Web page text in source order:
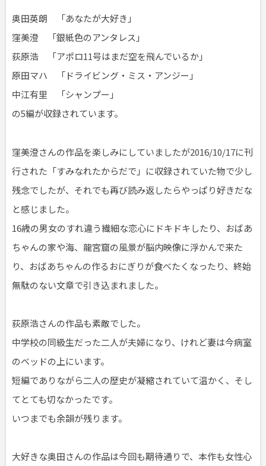
奥田英朗 「あなたが大好き」
窪美澄 「銀紙色のアンタレス」
荻原浩 「アポロ11号はまだ空を飛んでいるか」
原田マハ 「ドライビング・ミス・アンジー」
中江有里 「シャンプー」
の5編が収録されています。
窪美澄さんの作品を楽しみにしていましたが2016/10/17に刊
行された「すみなれたからだで」に収録されていた物で少し
残念でしたが、それでも再び読み返したらやっぱり好きだな
と感じました。
16歳の男女のすれ違う繊細な恋心にドキドキしたり、おばあ
ちゃんの家や海、龍宮窟の風景が脳内映像に浮かんで来た
り、おばあちゃんの作るおにぎりが食べたくなったり、終始
無駄のない文章で引き込まれました。
荻原浩さんの作品も素敵でした。
中学校の同級生だった二人が夫婦になり、けれど妻は今病室
のベッドの上にいます。
短編でありながら二人の歴史が凝縮されていて温かく、そし
てとても切なかったです。
いつまでも余韻が残ります。
大好きな奥田さんの作品は今回も期待通りで、本作も女性心